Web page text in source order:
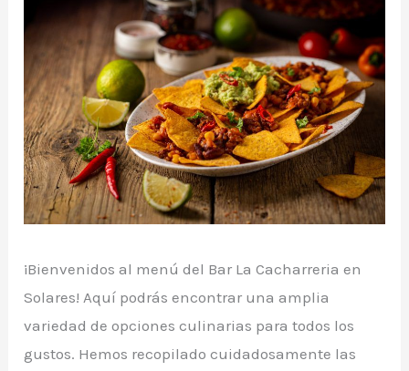
¡Bienvenidos al menú del Bar La Cacharreria en
Solares! Aquí podrás encontrar una amplia
variedad de opciones culinarias para todos los
gustos. Hemos recopilado cuidadosamente las